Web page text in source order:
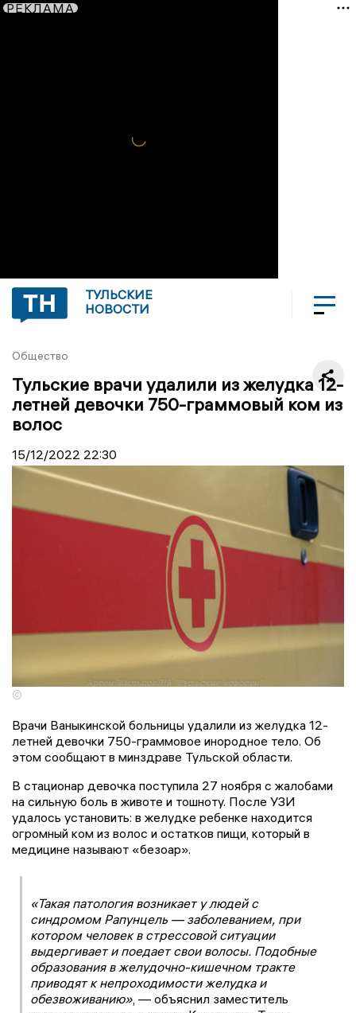
РЕКЛАМА
ТУЛЬСКИЕ
НОВОСТИ
Общество
Тульские врачи удалили из желудка 12-
летней девочки 750-граммовый ком из
волос
15/12/2022 22:30
©
Врачи Ваныкинской больницы удалили из желудка 12-
летней девочки 750-граммовое инородное тело. Об
этом сообщают в минздраве Тульской области.
В стационар девочка поступила 27 ноября с жалобами
на сильную боль в животе и тошноту. После УЗИ
удалось установить: в желудке ребенке находится
огромный ком из волос и остатков пищи, который в
медицине называют «безоар».
«Такая патология возникает у людей с
синдромом Рапунцель — заболеванием, при
котором человек в стрессовой ситуации
выдергивает и поедает свои волосы. Подобные
образования в желудочно-кишечном тракте
приводят к непроходимости желудка и
обезвоживанию», — объяснил заместитель